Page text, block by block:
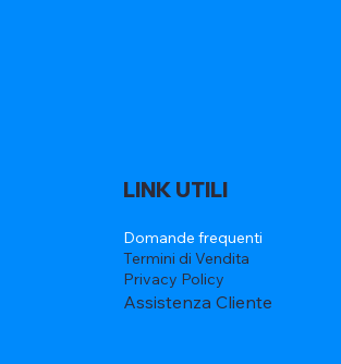
LINK UTILI
Domande frequenti
Termini di Vendita
Privacy Policy
Assistenza Cliente